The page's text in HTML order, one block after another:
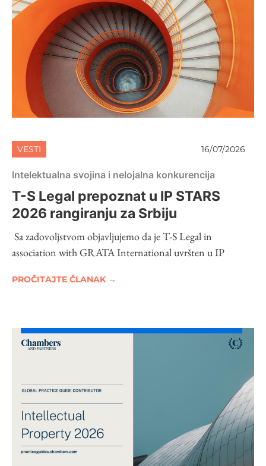
VESTI 16/07/2026
Intelektualna svojina i nelojalna konkurencija
T-S Legal prepoznat u IP STARS
2026 rangiranju za Srbiju
Sa zadovoljstvom objavljujemo da je T-S Legal in
association with GRATA International uvršten u IP
PROČITAJTE ČLANAK →